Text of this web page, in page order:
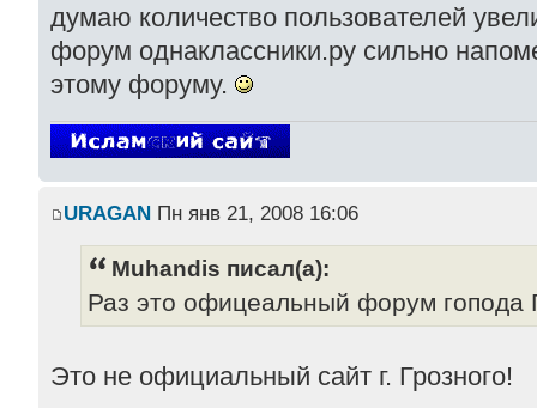
думаю количество пользователей
форум однаклассники.ру сильно
этому форуму.
URAGAN Пн янв 21, 2008 16:06
Muhandis писал(а):
Раз это офицеальный форум гопода
Это не официальный сайт г. Грозного!